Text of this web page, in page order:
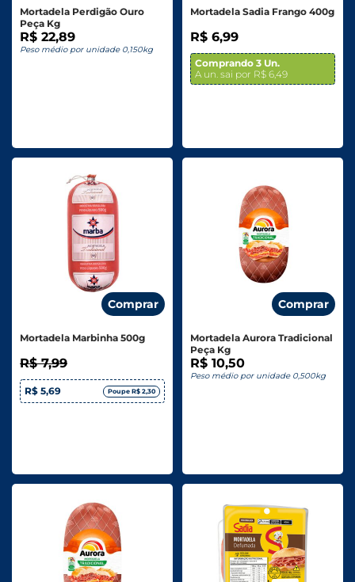
Mortadela Perdigão Ouro
Peça Kg
R$ 22,89
Peso médio por unidade 0,150kg
Mortadela Sadia Frango 400g
R$ 6,99
Comprando 3 Un.
A un. sai por R$ 6,49
Comprar
Mortadela Marbinha 500g
R$ 7,99
R$ 5,69 Poupe R$ 2,30
Comprar
Mortadela Aurora Tradicional
Peça Kg
R$ 10,50
Peso médio por unidade 0,500kg